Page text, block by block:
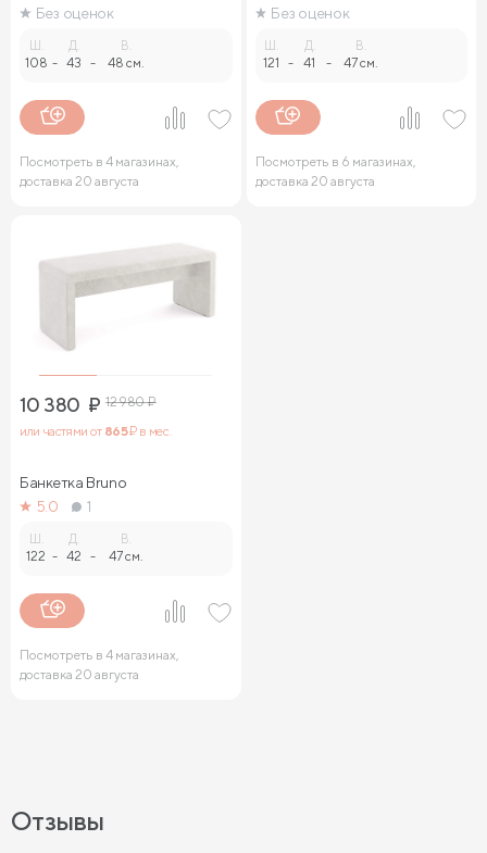
Без оценок
108 -
Д.
43 -
В.
48 см.
Посмотреть в 4 магазинах,
доставка 20 августа
Без оценок
121 -
Д.
41 -
В.
47 см.
Посмотреть в 6 магазинах,
доставка 20 августа
10 380 ₽ 12 980₽
или частями от 865₽ в мес.
Банкетка Bruno
5.0
1
122 -
Д.
42 -
В.
47 см.
Посмотреть в 4 магазинах,
доставка 20 августа
Отзывы